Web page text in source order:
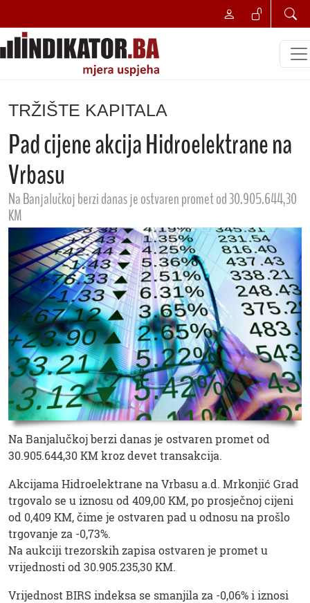
TRŽIŠTE KAPITALA
Pad cijene akcija Hidroelektrane na
Vrbasu
Na Banjalučkoj berzi danas je ostvaren promet od 30.905.644,30
KM
Na Banjalučkoj berzi danas je ostvaren promet od
30.905.644,30 KM kroz devet transakcija.
Akcijama Hidroelektrane na Vrbasu a.d. Mrkonjić Grad
trgovalo se u iznosu od 409,00 KM, po prosječnoj cijeni
od 0,409 KM, čime je ostvaren pad u odnosu na prošlo
trgovanje za -0,73%.
Na aukciji trezorskih zapisa ostvaren je promet u
vrijednosti od 30.905.235,30 KM.
Vrijednost BIRS indeksa se smanjila za -0,06% i iznosi